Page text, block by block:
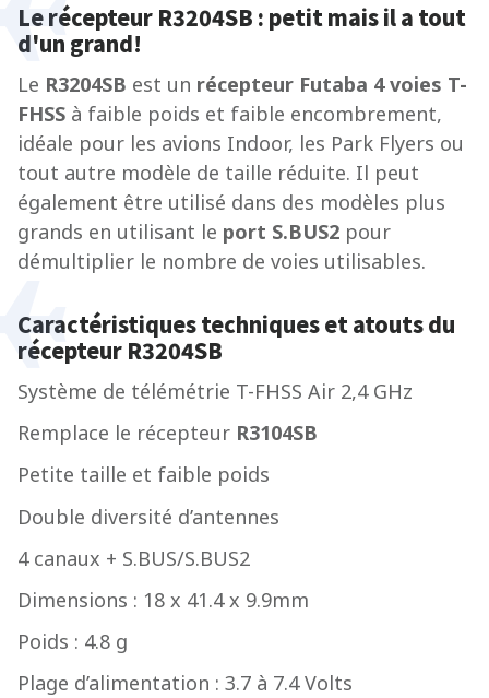
Le récepteur R3204SB : petit mais il a tout
d'un grand!
Le R3204SB est un récepteur Futaba 4 voies T-
FHSS à faible poids et faible encombrement,
idéale pour les avions Indoor, les Park Flyers ou
tout autre modèle de taille réduite. Il peut
également être utilisé dans des modèles plus
grands en utilisant le port S.BUS2 pour
démultiplier le nombre de voies utilisables.
Caractéristiques techniques et atouts du
récepteur R3204SB
Système de télémétrie T-FHSS Air 2,4 GHz
Remplace le récepteur R3104SB
Petite taille et faible poids
Double diversité d’antennes
4 canaux + S.BUS/S.BUS2
Dimensions : 18 x 41.4 x 9.9mm
Poids : 4.8 g
Plage d’alimentation : 3.7 à 7.4 Volts